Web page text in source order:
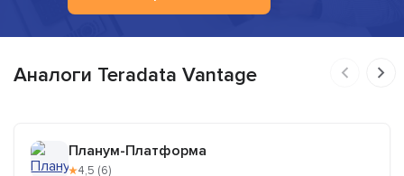
Аналоги Teradata Vantage
Планум-Платформа
★4,5 (6)